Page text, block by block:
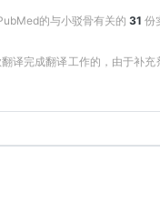
的与小驳骨有关的 31 份
译完成翻译工作的，由于补